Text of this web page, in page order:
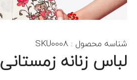
شناسه محصول : SKU0008
لباس زنانه زمستانی